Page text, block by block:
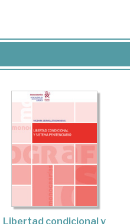
Libertad condicional y